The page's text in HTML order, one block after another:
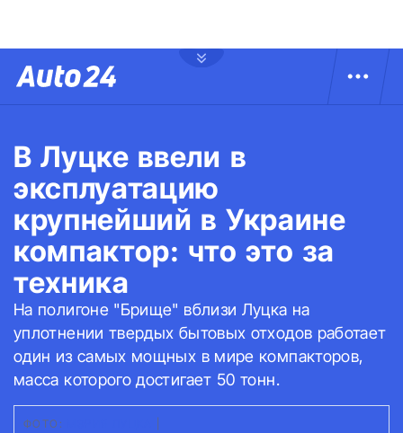
В Луцке ввели в
эксплуатацию
крупнейший в Украине
компактор: что это за
техника
На полигоне "Брище" вблизи Луцка на
уплотнении твердых бытовых отходов работает
один из самых мощных в мире компакторов,
масса которого достигает 50 тонн.
ФОТО: